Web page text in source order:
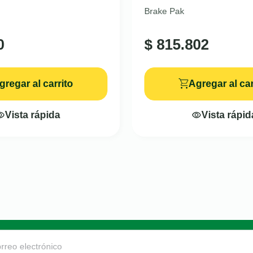
al carrito
Vista rápida
Brake Pak
$ 815.802
Agregar al
Vista